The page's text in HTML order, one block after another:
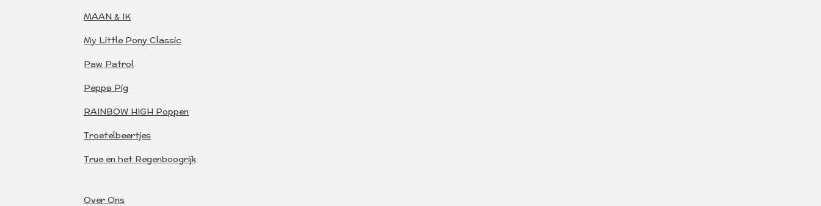
MAAN & IK
My Little Pony Classic
Paw Patrol
Peppa Pig
RAINBOW HIGH Poppen
Troetelbeertjes
True en het Regenboogrijk
Over Ons